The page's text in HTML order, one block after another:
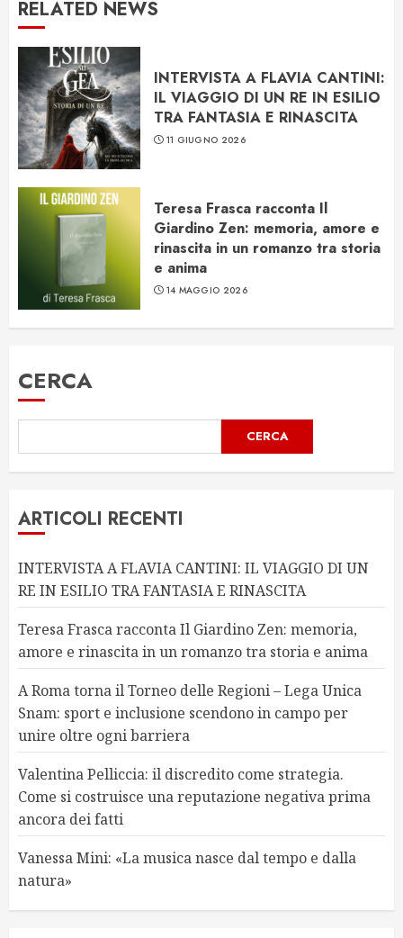
RELATED NEWS
INTERVISTA A FLAVIA CANTINI:
IL VIAGGIO DI UN RE IN ESILIO
TRA FANTASIA E RINASCITA
11 GIUGNO 2026
Teresa Frasca racconta Il
Giardino Zen: memoria, amore e
rinascita in un romanzo tra storia
e anima
14 MAGGIO 2026
CERCA
CERCA
ARTICOLI RECENTI
INTERVISTA A FLAVIA CANTINI: IL VIAGGIO DI UN
RE IN ESILIO TRA FANTASIA E RINASCITA
Teresa Frasca racconta Il Giardino Zen: memoria,
amore e rinascita in un romanzo tra storia e anima
A Roma torna il Torneo delle Regioni – Lega Unica
Snam: sport e inclusione scendono in campo per
unire oltre ogni barriera
Valentina Pelliccia: il discredito come strategia.
Come si costruisce una reputazione negativa prima
ancora dei fatti
Vanessa Mini: «La musica nasce dal tempo e dalla
natura»